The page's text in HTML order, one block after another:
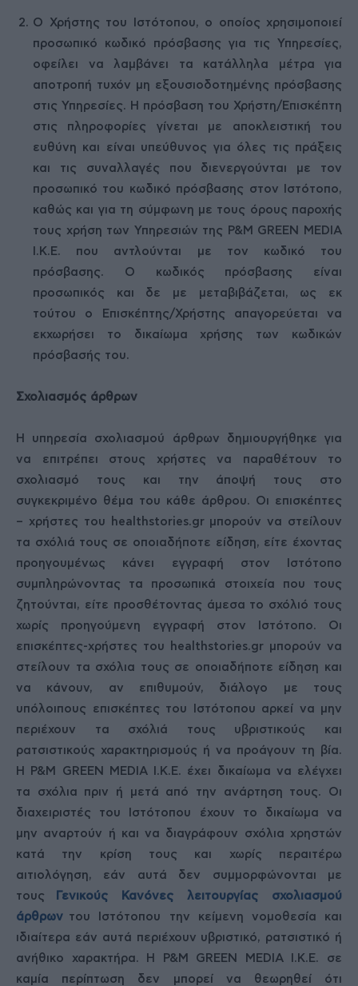
Ο Χρήστης του Ιστότοπου, ο οποίος χρησιμοποιεί
προσωπικό κωδικό πρόσβασης για τις Υπηρεσίες,
οφείλει να λαμβάνει τα κατάλληλα μέτρα για
αποτροπή τυχόν μη εξουσιοδοτημένης πρόσβασης
στις Υπηρεσίες. Η πρόσβαση του Χρήστη/Επισκέπτη
στις πληροφορίες γίνεται με αποκλειστική του
ευθύνη και είναι υπεύθυνος για όλες τις πράξεις
και τις συναλλαγές που διενεργούνται με τον
προσωπικό του κωδικό πρόσβασης στον Ιστότοπο,
καθώς και για τη σύμφωνη με τους όρους παροχής
τους χρήση των Υπηρεσιών της P&M GREEN MEDIA
Ι.Κ.Ε. που αντλούνται με τον κωδικό του
πρόσβασης. Ο κωδικός πρόσβασης είναι
προσωπικός και δε με μεταβιβάζεται, ως εκ
τούτου ο Επισκέπτης/Χρήστης απαγορεύεται να
εκχωρήσει το δικαίωμα χρήσης των κωδικών
πρόσβασής του.
Σχολιασμός άρθρων
Η υπηρεσία σχολιασμού άρθρων δημιουργήθηκε για
να επιτρέπει στους χρήστες να παραθέτουν το
σχολιασμό τους και την άποψή τους στο
συγκεκριμένο θέμα του κάθε άρθρου. Οι επισκέπτες
– χρήστες του healthstories.gr μπορούν να στείλουν
τα σχόλιά τους σε οποιαδήποτε είδηση, είτε έχοντας
προηγουμένως κάνει εγγραφή στον Ιστότοπο
συμπληρώνοντας τα προσωπικά στοιχεία που τους
ζητούνται, είτε προσθέτοντας άμεσα το σχόλιό τους
χωρίς προηγούμενη εγγραφή στον Ιστότοπο. Οι
επισκέπτες-χρήστες του healthstories.gr μπορούν να
στείλουν τα σχόλια τους σε οποιαδήποτε είδηση και
να κάνουν, αν επιθυμούν, διάλογο με τους
υπόλοιπους επισκέπτες του Ιστότοπου αρκεί να μην
περιέχουν τα σχόλιά τους υβριστικούς και
ρατσιστικούς χαρακτηρισμούς ή να προάγουν τη βία.
Η P&M GREEN MEDIA Ι.Κ.Ε. έχει δικαίωμα να ελέγχει
τα σχόλια πριν ή μετά από την ανάρτηση τους. Οι
διαχειριστές του Ιστότοπου έχουν το δικαίωμα να
μην αναρτούν ή και να διαγράφουν σχόλια χρηστών
κατά την κρίση τους και χωρίς περαιτέρω
αιτιολόγηση, εάν αυτά δεν συμμορφώνονται με
τους
Γενικούς Κανόνες λειτουργίας σχολιασμού
άρθρων του Ιστότοπου την κείμενη νομοθεσία και
ιδιαίτερα εάν αυτά περιέχουν υβριστικό, ρατσιστικό ή
ανήθικο χαρακτήρα. Η P&M GREEN MEDIA Ι.Κ.Ε. σε
καμία περίπτωση δεν μπορεί να θεωρηθεί ότι